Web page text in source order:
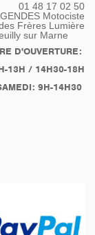
01 48 17 02 50
Motociste
Frères Lumière
sur Marne
D'OUVERTURE:
13H / 14H30-18H
9H-14H30